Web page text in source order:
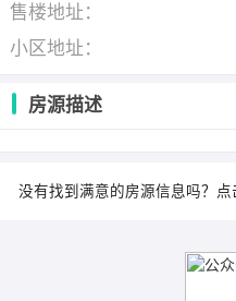
售楼地址：
小区地址：
房源描述
没有找到满意的房源信息吗？点